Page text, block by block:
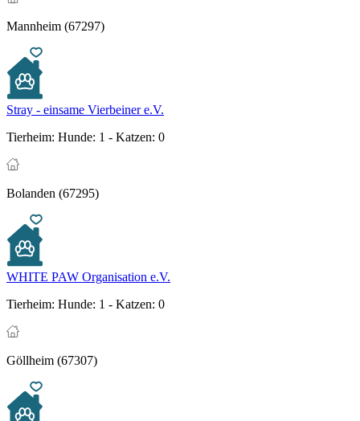
Mannheim (67297)
Stray - einsame Vierbeiner e.V.
Tierheim: Hunde: 1 - Katzen: 0
Bolanden (67295)
WHITE PAW Organisation e.V.
Tierheim: Hunde: 1 - Katzen: 0
Göllheim (67307)